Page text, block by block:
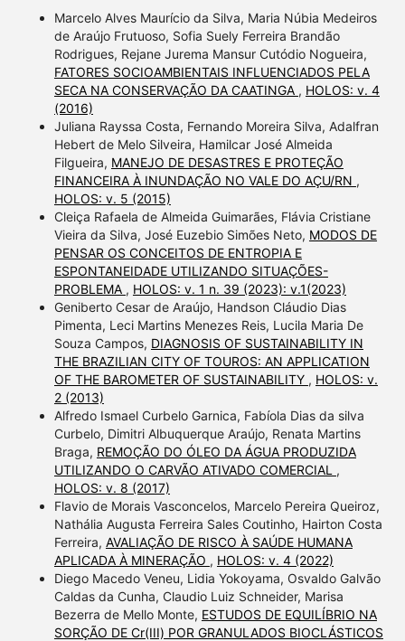
Marcelo Alves Maurício da Silva, Maria Núbia Medeiros
de Araújo Frutuoso, Sofia Suely Ferreira Brandão
Rodrigues, Rejane Jurema Mansur Cutódio Nogueira,
FATORES SOCIOAMBIENTAIS INFLUENCIADOS PELA
SECA NA CONSERVAÇÃO DA CAATINGA , HOLOS: v. 4
(2016)
Juliana Rayssa Costa, Fernando Moreira Silva, Adalfran
Hebert de Melo Silveira, Hamilcar José Almeida
Filgueira, MANEJO DE DESASTRES E PROTEÇÃO
FINANCEIRA À INUNDAÇÃO NO VALE DO AÇU/RN ,
HOLOS: v. 5 (2015)
Cleiça Rafaela de Almeida Guimarães, Flávia Cristiane
Vieira da Silva, José Euzebio Simões Neto, MODOS DE
PENSAR OS CONCEITOS DE ENTROPIA E
ESPONTANEIDADE UTILIZANDO SITUAÇÕES-
PROBLEMA , HOLOS: v. 1 n. 39 (2023): v.1(2023)
Geniberto Cesar de Araújo, Handson Cláudio Dias
Pimenta, Leci Martins Menezes Reis, Lucila Maria De
Souza Campos, DIAGNOSIS OF SUSTAINABILITY IN
THE BRAZILIAN CITY OF TOUROS: AN APPLICATION
OF THE BAROMETER OF SUSTAINABILITY , HOLOS: v.
2 (2013)
Alfredo Ismael Curbelo Garnica, Fabíola Dias da silva
Curbelo, Dimitri Albuquerque Araújo, Renata Martins
Braga, REMOÇÃO DO ÓLEO DA ÁGUA PRODUZIDA
UTILIZANDO O CARVÃO ATIVADO COMERCIAL ,
HOLOS: v. 8 (2017)
Flavio de Morais Vasconcelos, Marcelo Pereira Queiroz,
Nathália Augusta Ferreira Sales Coutinho, Hairton Costa
Ferreira, AVALIAÇÃO DE RISCO À SAÚDE HUMANA
APLICADA À MINERAÇÃO , HOLOS: v. 4 (2022)
Diego Macedo Veneu, Lidia Yokoyama, Osvaldo Galvão
Caldas da Cunha, Claudio Luiz Schneider, Marisa
Bezerra de Mello Monte, ESTUDOS DE EQUILÍBRIO NA
SORÇÃO DE Cr(III) POR GRANULADOS BIOCLÁSTICOS